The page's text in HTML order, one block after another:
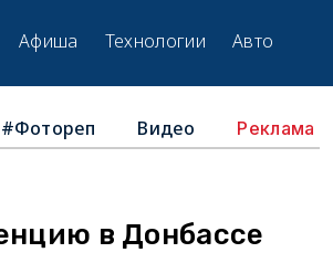
Афиша Технологии Авто
#Фотореп Видео Реклама
в Донбассе